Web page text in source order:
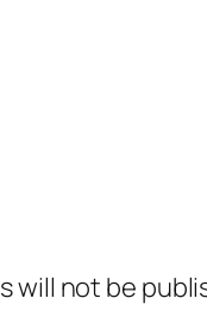
will not be